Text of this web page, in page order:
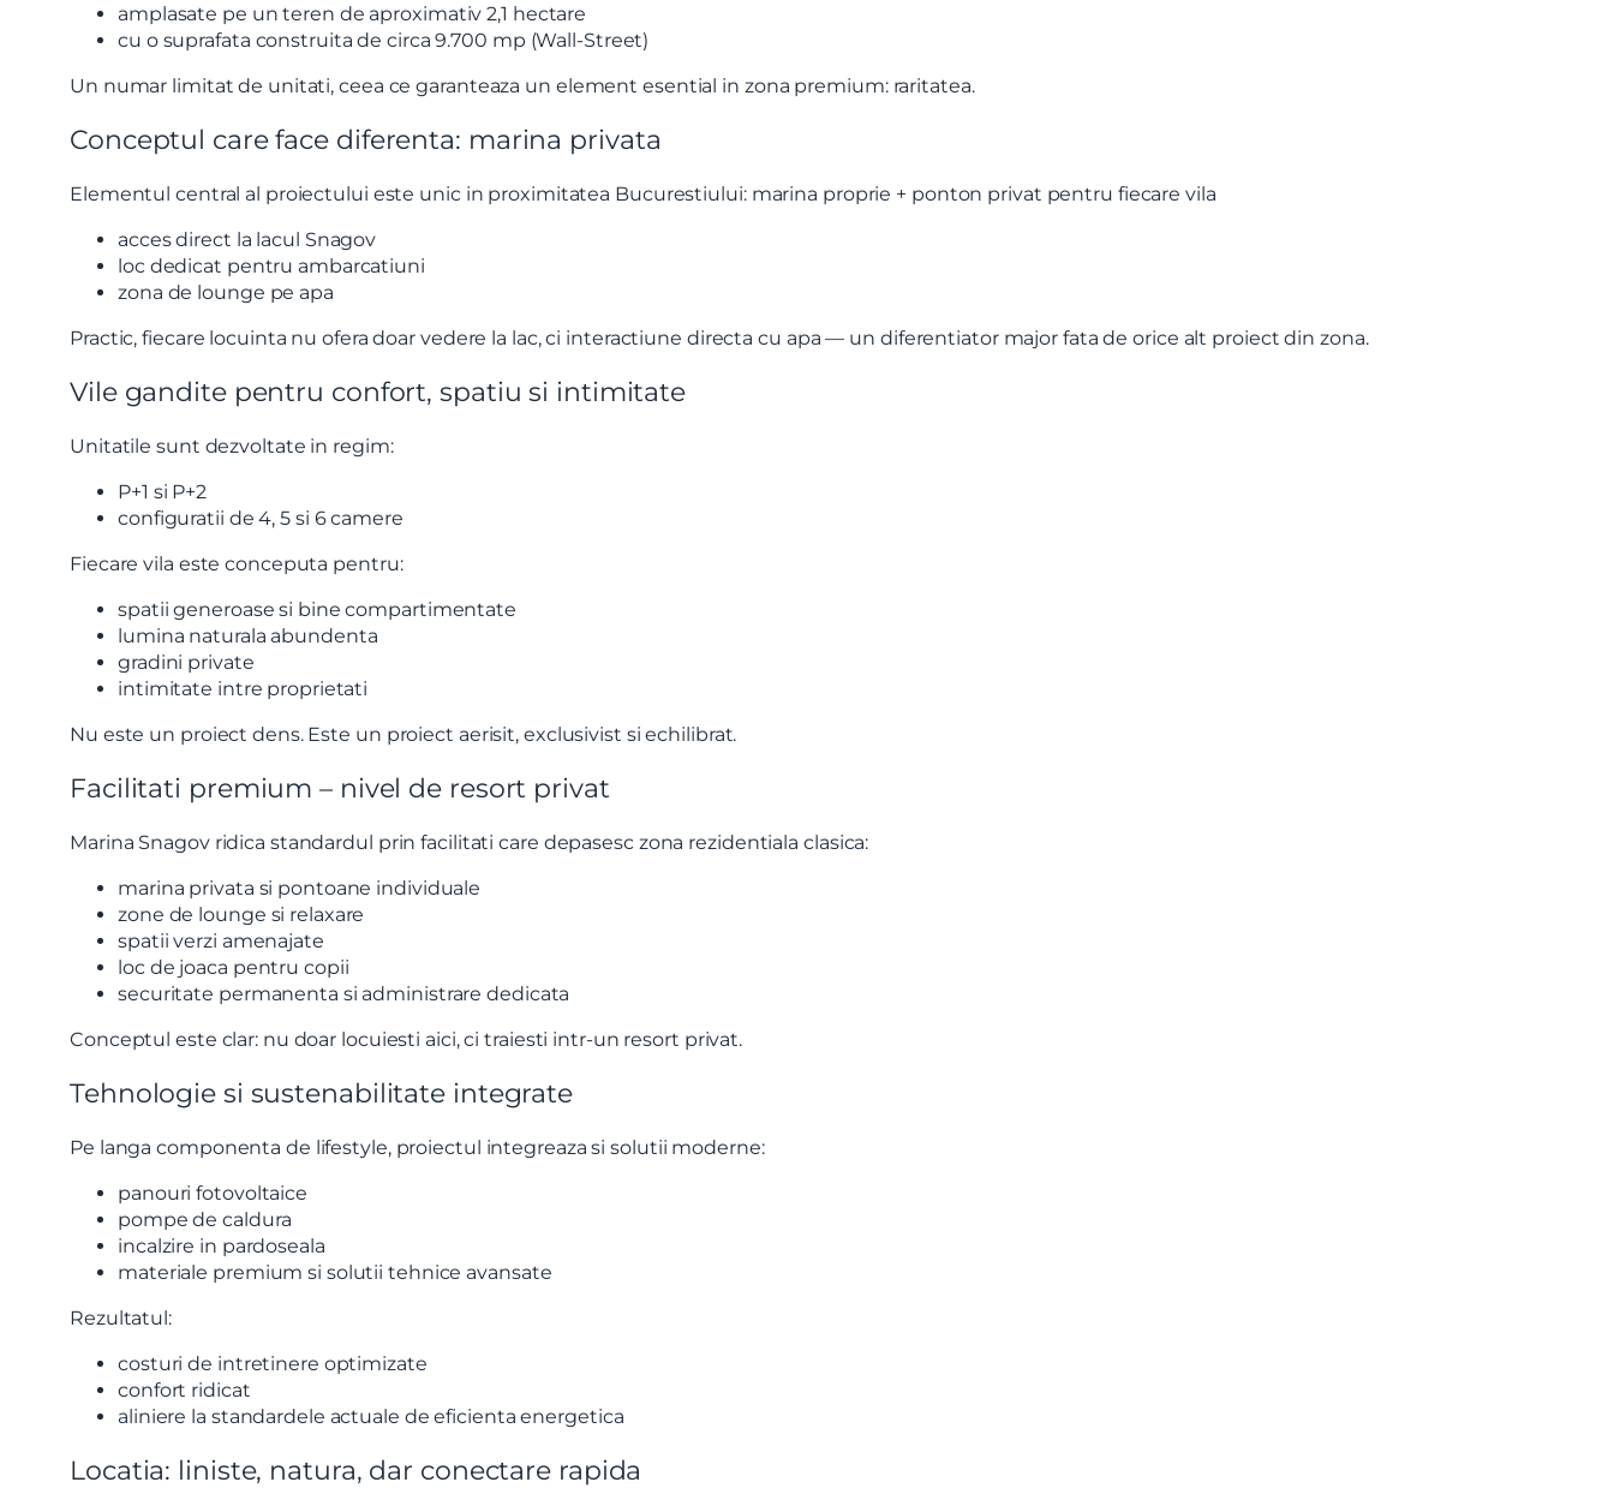
amplasate pe un teren de aproximativ 2,1 hectare
cu o suprafata construita de circa 9.700 mp (Wall-Street)
Un numar limitat de unitati, ceea ce garanteaza un element esential in zona premium: raritatea.
Conceptul care face diferenta: marina privata
Elementul central al proiectului este unic in proximitatea Bucurestiului: marina proprie + ponton privat pentru fiecare vila
acces direct la lacul Snagov
loc dedicat pentru ambarcatiuni
zona de lounge pe apa
Practic, fiecare locuinta nu ofera doar vedere la lac, ci interactiune directa cu apa — un diferentiator major fata de orice alt proiect din zona.
Vile gandite pentru confort, spatiu si intimitate
Unitatile sunt dezvoltate in regim:
P+1 si P+2
configuratii de 4, 5 si 6 camere
Fiecare vila este conceputa pentru:
spatii generoase si bine compartimentate
lumina naturala abundenta
gradini private
intimitate intre proprietati
Nu este un proiect dens. Este un proiect aerisit, exclusivist si echilibrat.
Facilitati premium – nivel de resort privat
Marina Snagov ridica standardul prin facilitati care depasesc zona rezidentiala clasica:
marina privata si pontoane individuale
zone de lounge si relaxare
spatii verzi amenajate
loc de joaca pentru copii
securitate permanenta si administrare dedicata
Conceptul este clar: nu doar locuiesti aici, ci traiesti intr-un resort privat.
Tehnologie si sustenabilitate integrate
Pe langa componenta de lifestyle, proiectul integreaza si solutii moderne:
panouri fotovoltaice
pompe de caldura
incalzire in pardoseala
materiale premium si solutii tehnice avansate
Rezultatul:
costuri de intretinere optimizate
confort ridicat
aliniere la standardele actuale de eficienta energetica
Locatia: liniste, natura, dar conectare rapida
Telefon
Email
Am citit si sunt de acord cu